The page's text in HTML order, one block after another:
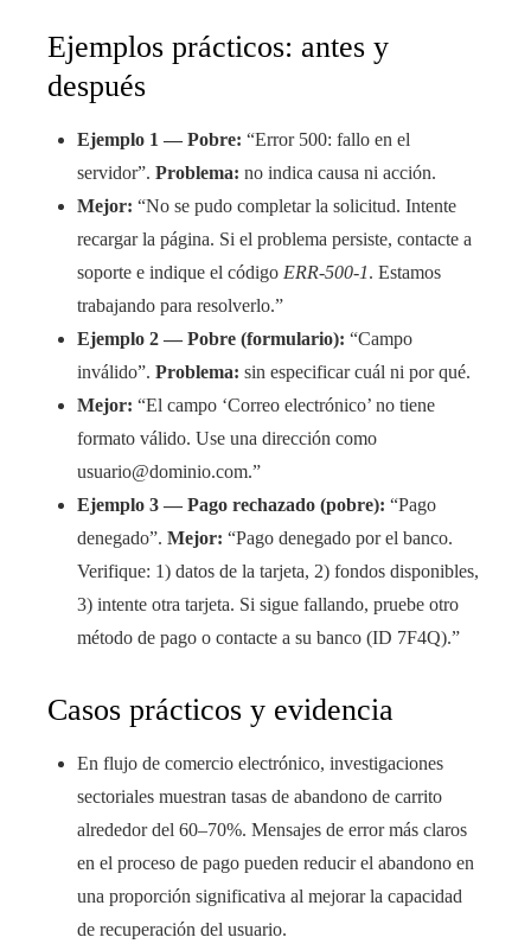
Ejemplos prácticos: antes y
después
Ejemplo 1 — Pobre: “Error 500: fallo en el
servidor”. Problema: no indica causa ni acción.
Mejor: “No se pudo completar la solicitud. Intente
recargar la página. Si el problema persiste, contacte a
soporte e indique el código ERR-500-1. Estamos
trabajando para resolverlo.”
Ejemplo 2 — Pobre (formulario): “Campo
inválido”. Problema: sin especificar cuál ni por qué.
Mejor: “El campo ‘Correo electrónico’ no tiene
formato válido. Use una dirección como
usuario@dominio.com.”
Ejemplo 3 — Pago rechazado (pobre): “Pago
denegado”. Mejor: “Pago denegado por el banco.
Verifique: 1) datos de la tarjeta, 2) fondos disponibles,
3) intente otra tarjeta. Si sigue fallando, pruebe otro
método de pago o contacte a su banco (ID 7F4Q).”
Casos prácticos y evidencia
En flujo de comercio electrónico, investigaciones
sectoriales muestran tasas de abandono de carrito
alrededor del 60–70%. Mensajes de error más claros
en el proceso de pago pueden reducir el abandono en
una proporción significativa al mejorar la capacidad
de recuperación del usuario.